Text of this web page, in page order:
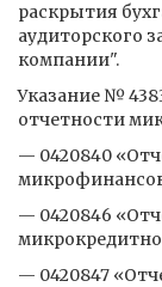
раскрытия
аудиторского
компании".
Указание №
отчетности
— 0420840
— 0420846
— 0420847